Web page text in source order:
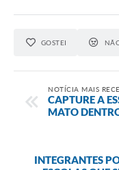
Links
Serviços Online
Telefones Úteis
A Prefeitura
GOSTEI
NOTÍCIA MAIS
CAPTURE A
MATO
INTEGRANTES